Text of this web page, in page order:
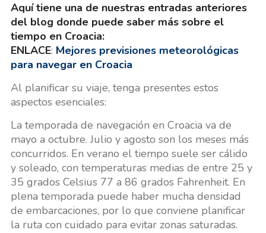
Aquí tiene una de nuestras entradas anteriores
del blog donde puede saber más sobre el
tiempo en Croacia:
ENLACE: Mejores previsiones meteorológicas
para navegar en Croacia
Al planificar su viaje, tenga presentes estos
aspectos esenciales:
La temporada de navegación en Croacia va de
mayo a octubre. Julio y agosto son los meses más
concurridos. En verano el tiempo suele ser cálido
y soleado, con temperaturas medias de entre 25 y
35 grados Celsius 77 a 86 grados Fahrenheit. En
plena temporada puede haber mucha densidad
de embarcaciones, por lo que conviene planificar
la ruta con cuidado para evitar zonas saturadas.